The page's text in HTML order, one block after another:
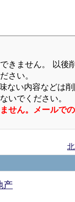
きません。 以後
さい。
ない内容などは
いでください。
せん。メールで
产